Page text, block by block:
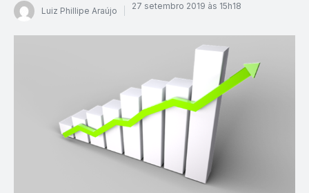
Luiz Phillipe Araújo 27 setembro 2019 às 15h18